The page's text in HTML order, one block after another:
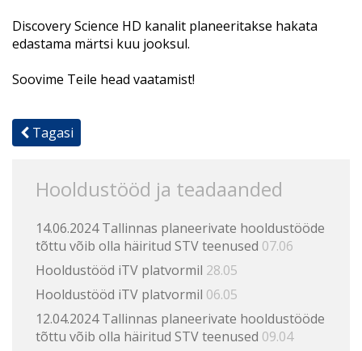
Discovery Science HD kanalit planeeritakse hakata
edastama märtsi kuu jooksul.
Soovime Teile head vaatamist!
Tagasi
Hooldustööd ja teadaanded
14.06.2024 Tallinnas planeerivate hooldustööde
tõttu võib olla häiritud STV teenused 07.06
Hooldustööd iTV platvormil 28.05
Hooldustööd iTV platvormil 06.05
12.04.2024 Tallinnas planeerivate hooldustööde
tõttu võib olla häiritud STV teenused 09.04